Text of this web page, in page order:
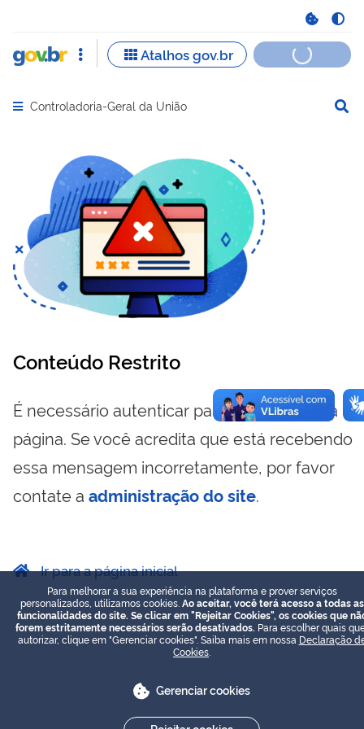
Abrir menu principal de navegação
Controladoria-Geral da União
Conteúdo Restrito
É necessário autenticar para visualizar essa
página. Se você acredita que está recebendo
essa mensagem incorretamente, por favor
contate a administração do site.
Ir para a página inicial
Para melhorar a sua experiência na plataforma e prover serviços
personalizados, utilizamos cookies. Ao aceitar, você terá acesso a todas as
funcionalidades do site. Se clicar em "Rejeitar Cookies", os cookies que
forem estritamente necessários serão desativados. Para escolher quais
autorizar, clique em "Gerenciar cookies". Saiba mais em nossa Declaração
Cookies
Gerenciar cookies